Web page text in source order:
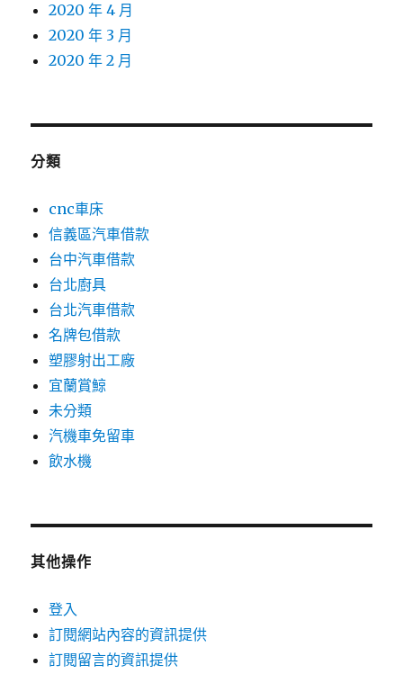
2020 年 4 月
2020 年 3 月
2020 年 2 月
分類
cnc車床
信義區汽車借款
台中汽車借款
台北廚具
台北汽車借款
名牌包借款
塑膠射出工廠
宜蘭賞鯨
未分類
汽機車免留車
飲水機
其他操作
登入
訂閱網站內容的資訊提供
訂閱留言的資訊提供